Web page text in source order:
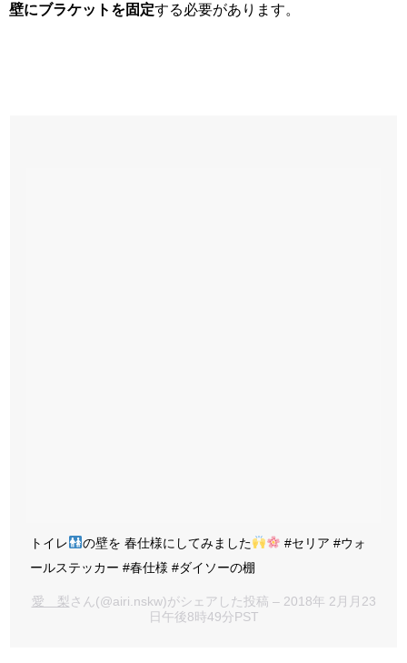
壁にブラケットを固定する必要があります。
トイレ の壁を 春仕様にしてみました
#セリア #ウォ
ールステッカー #春仕様 #ダイソーの棚
愛 梨さん(@airi.nskw)がシェアした投稿 – 2018年 2月月23
日午後8時49分PST